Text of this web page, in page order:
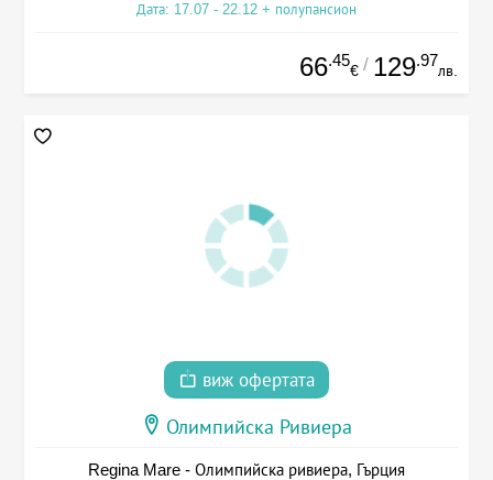
Дата: 17.07 - 22.12 + полупансион
66.45
€ / 129.97
лв.
виж офертата
Олимпийска Ривиера
Regina Mare - Олимпийска ривиера, Гърция